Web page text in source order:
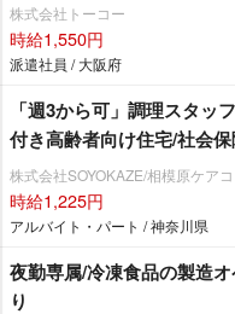
株式会社トーコー
時給1,550円
派遣社員 / 大阪府
「週3から可」調理スタッ
付き高齢者向け住宅/社会
株式会社SOYOKAZE/相模原ケア
時給1,225円
アルバイト・パート / 神奈川県
夜勤専属/冷凍食品の製造
り